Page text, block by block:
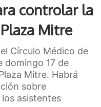
controlar la
Mitre
Círculo Médico de
domingo 17 de
Mitre. Habrá
sobre
asistentes